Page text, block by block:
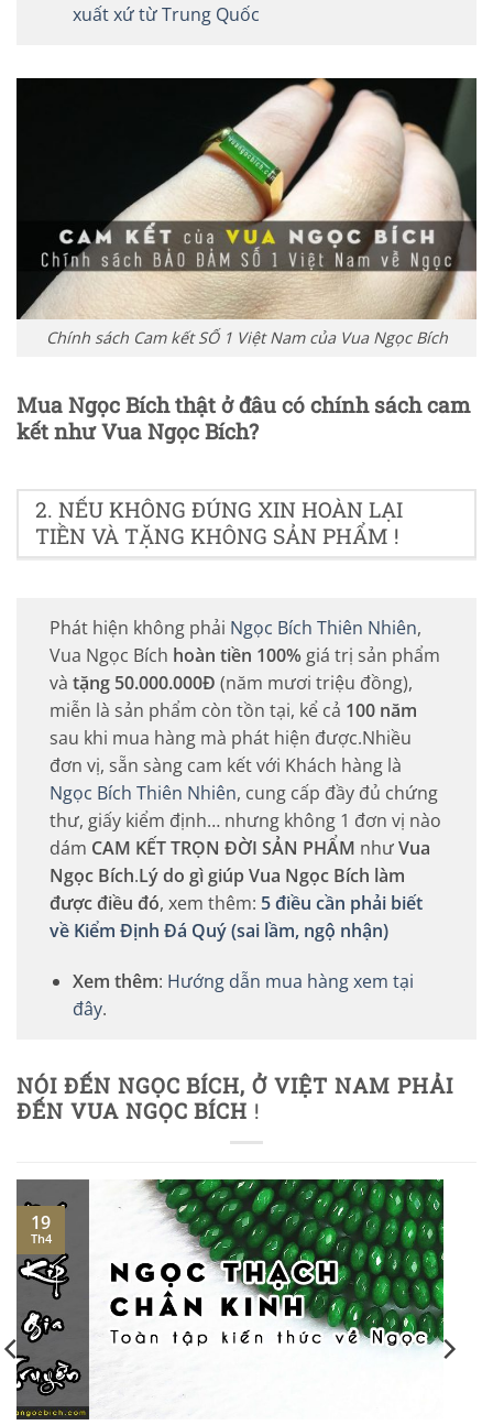
xuất xứ từ Trung Quốc
Chính sách Cam kết SỐ 1 Việt Nam của Vua Ngọc Bích
Mua Ngọc Bích thật ở đâu có chính sách cam
kết như Vua Ngọc Bích?
2. NẾU KHÔNG ĐÚNG XIN HOÀN LẠI
TIỀN VÀ TẶNG KHÔNG SẢN PHẨM !
Phát hiện không phải Ngọc Bích Thiên Nhiên,
Vua Ngọc Bích hoàn tiền 100% giá trị sản phẩm
và tặng 50.000.000Đ (năm mươi triệu đồng),
miễn là sản phẩm còn tồn tại, kể cả 100 năm
sau khi mua hàng mà phát hiện được.Nhiều
đơn vị, sẵn sàng cam kết với Khách hàng là
Ngọc Bích Thiên Nhiên, cung cấp đầy đủ chứng
thư, giấy kiểm định… nhưng không 1 đơn vị nào
dám CAM KẾT TRỌN ĐỜI SẢN PHẨM nhưVua
Ngọc Bích.Lý do gì giúp Vua Ngọc Bích làm
được điều đó, xem thêm: 5 điều cần phải biết
về Kiểm Định Đá Quý (sai lầm, ngộ nhận)
Xem thêm: Hướng dẫn mua hàng xem tại
đây.
NÓI ĐẾN NGỌC BÍCH, Ở VIỆT NAM PHẢI
ĐẾN VUA NGỌC BÍCH !
19
Th4